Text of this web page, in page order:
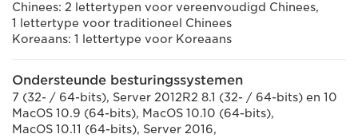
Chinees: 2 lettertypen voor vereenvoudigd Chinees,
1 lettertype voor traditioneel Chinees
Koreaans: 1 lettertype voor Koreaans
Ondersteunde besturingssystemen
7 (32- / 64-bits), Server 2012R2 8.1 (32- / 64-bits) en 10
MacOS 10.9 (64-bits), MacOS 10.10 (64-bits),
MacOS 10.11 (64-bits), Server 2016,